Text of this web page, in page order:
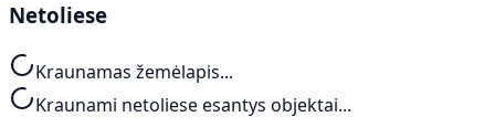
Netoliese
Kraunamas žemėlapis...
Kraunami netoliese esantys objektai...